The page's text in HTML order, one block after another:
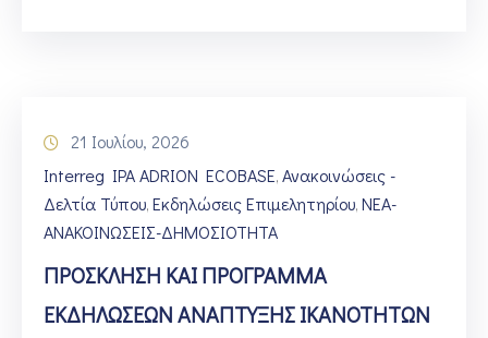
21 Ιουλίου, 2026
Interreg IPA ADRION ECOBASE‚ Ανακοινώσεις -
Δελτία Τύπου‚ Εκδηλώσεις Επιμελητηρίου‚ ΝΕΑ-
ΑΝΑΚΟΙΝΩΣΕΙΣ-ΔΗΜΟΣΙΟΤΗΤΑ
ΠΡΟΣΚΛΗΣΗ ΚΑΙ ΠΡΟΓΡΑΜΜΑ
ΕΚΔΗΛΩΣΕΩΝ ΑΝΑΠΤΥΞΗΣ ΙΚΑΝΟΤΗΤΩΝ